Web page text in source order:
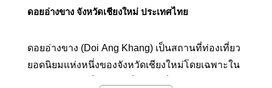
ดอยอ่างขาง จังหวัดเชียงใหม่ ประเทศไทย
ดอยอ่างขาง (Doi Ang Khang) เป็นสถานที่ท่องเที่ยว
ยอดนิยมแห่งหนึ่งของจังหวัดเชียงใหม่โดยเฉพาะใน